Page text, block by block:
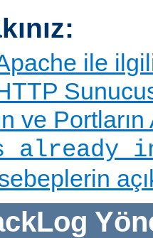
ile
ve Portların
already